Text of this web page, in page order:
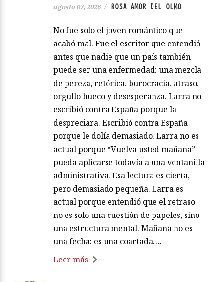
agosto 07, 2026 / ROSA AMOR DEL OLMO
No fue solo el joven romántico que
acabó mal. Fue el escritor que entendió
antes que nadie que un país también
puede ser una enfermedad: una mezcla
de pereza, retórica, burocracia, atraso,
orgullo hueco y desesperanza. Larra no
escribió contra España porque la
despreciara. Escribió contra España
porque le dolía demasiado. Larra no es
actual porque “Vuelva usted mañana”
pueda aplicarse todavía a una ventanilla
administrativa. Esa lectura es cierta,
pero demasiado pequeña. Larra es
actual porque entendió que el retraso
no es solo una cuestión de papeles, sino
una estructura mental. Mañana no es
una fecha: es una coartada….
Leer más